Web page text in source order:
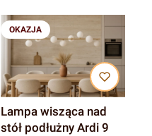
OKAZJA
Lampa wisząca nad
stół podłużny Ardi 9